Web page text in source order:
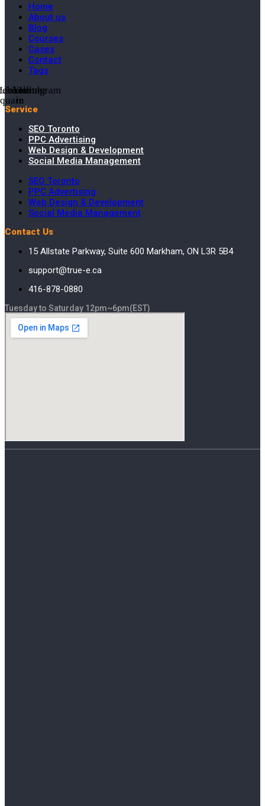
Home
About us
Blog
Courses
Cases
Contact
Tags
in
Youtube
Instagram
Service
SEO Toronto
PPC Advertising
Web Design & Development
Social Media Management
SEO Toronto
PPC Advertising
Web Design & Development
Social Media Management
Contact Us
15 Allstate Parkway, Suite 600 Markham, ON L3R 5B4
support@true-e.ca
416-878-0880
Tuesday to Saturday 12pm~6pm(EST)